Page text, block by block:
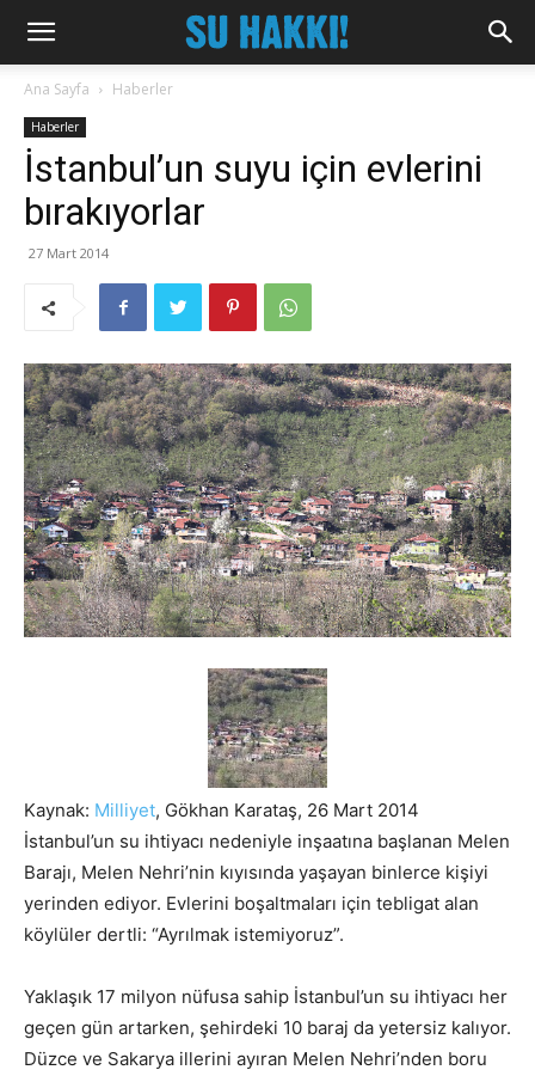
Ana Sayfa Haberler
Haberler
İstanbul’un suyu için evlerini
bırakıyorlar
27 Mart 2014
Kaynak: Milliyet, Gökhan Karataş, 26 Mart 2014
İstanbul’un su ihtiyacı nedeniyle inşaatına başlanan Melen
Barajı, Melen Nehri’nin kıyısında yaşayan binlerce kişiyi
yerinden ediyor. Evlerini boşaltmaları için tebligat alan
köylüler dertli: “Ayrılmak istemiyoruz”.
Yaklaşık 17 milyon nüfusa sahip İstanbul’un su ihtiyacı her
geçen gün artarken, şehirdeki 10 baraj da yetersiz kalıyor.
Düzce ve Sakarya illerini ayıran Melen Nehri’nden boru